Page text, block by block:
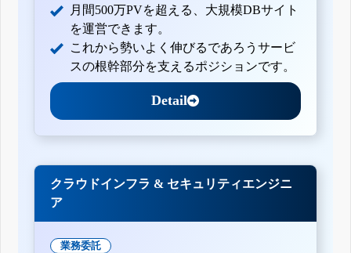
月間500万PVを超える、大規模DBサイト
を運営できます。
これから勢いよく伸びるであろうサービ
スの根幹部分を支えるポジションです。
Detail
クラウドインフラ & セキュリティエンジニ
ア
業務委託